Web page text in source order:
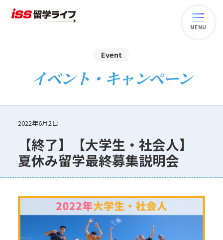
MENU
Event
イベント・キャンペーン
2022年6月2日
【終了】【大学生・社会人】
夏休み留学最終募集説明会